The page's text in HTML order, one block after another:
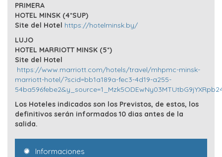
PRIMERA
HOTEL MINSK (4*SUP)
Site del Hotel https://hotelminsk.by/
LUJO
HOTEL MARRIOTT MINSK (5*)
Site del Hotel
https://www.marriott.com/hotels/travel/mhpmc-minsk-
marriott-hotel/?scid=bb1a189a-fec3-4d19-a255-
Los Hoteles indicados son los Previstos, de estos, los
definitivos serán informados 10 dias antes de la
salida.
Informaciones